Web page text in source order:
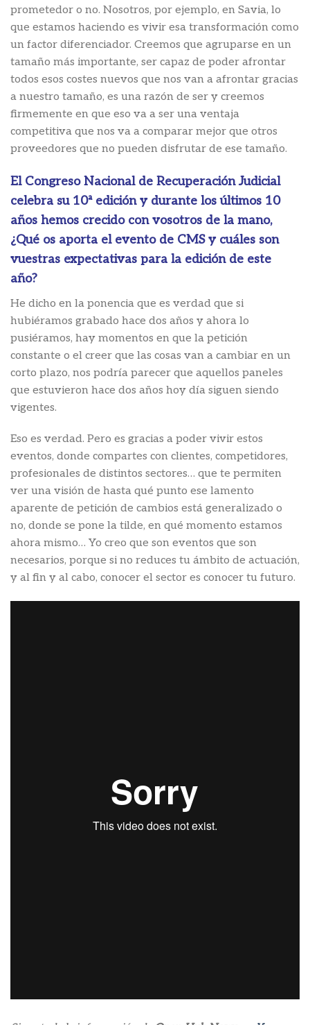
prometedor o no. Nosotros, por ejemplo, en Savia, lo
que estamos haciendo es vivir esa transformación como
un factor diferenciador. Creemos que agruparse en un
tamaño más importante, ser capaz de poder afrontar
todos esos costes nuevos que nos van a afrontar gracias
a nuestro tamaño, es una razón de ser y creemos
firmemente en que eso va a ser una ventaja
competitiva que nos va a comparar mejor que otros
proveedores que no pueden disfrutar de ese tamaño.
El Congreso Nacional de Recuperación Judicial
celebra su 10ª edición y durante los últimos 10
años hemos crecido con vosotros de la mano,
¿Qué os aporta el evento de CMS y cuáles son
vuestras expectativas para la edición de este
año?
He dicho en la ponencia que es verdad que si
hubiéramos grabado hace dos años y ahora lo
pusiéramos, hay momentos en que la petición
constante o el creer que las cosas van a cambiar en un
corto plazo, nos podría parecer que aquellos paneles
que estuvieron hace dos años hoy día siguen siendo
vigentes.
Eso es verdad. Pero es gracias a poder vivir estos
eventos, donde compartes con clientes, competidores,
profesionales de distintos sectores… que te permiten
ver una visión de hasta qué punto ese lamento
aparente de petición de cambios está generalizado o
no, donde se pone la tilde, en qué momento estamos
ahora mismo… Yo creo que son eventos que son
necesarios, porque si no reduces tu ámbito de actuación,
y al fin y al cabo, conocer el sector es conocer tu futuro.